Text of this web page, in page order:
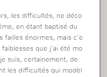
les difficultés, ne déco
en étant baptisé du
failles énormes, mais c’e
que j’ai été mo
suis, certainement, de
les difficultés qui modèl